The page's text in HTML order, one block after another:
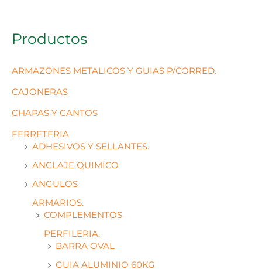
Productos
ARMAZONES METALICOS Y GUIAS P/CORRED.
CAJONERAS
CHAPAS Y CANTOS
FERRETERIA
ADHESIVOS Y SELLANTES.
ANCLAJE QUIMICO
ANGULOS
ARMARIOS.
COMPLEMENTOS
PERFILERIA.
BARRA OVAL
GUIA ALUMINIO 60KG